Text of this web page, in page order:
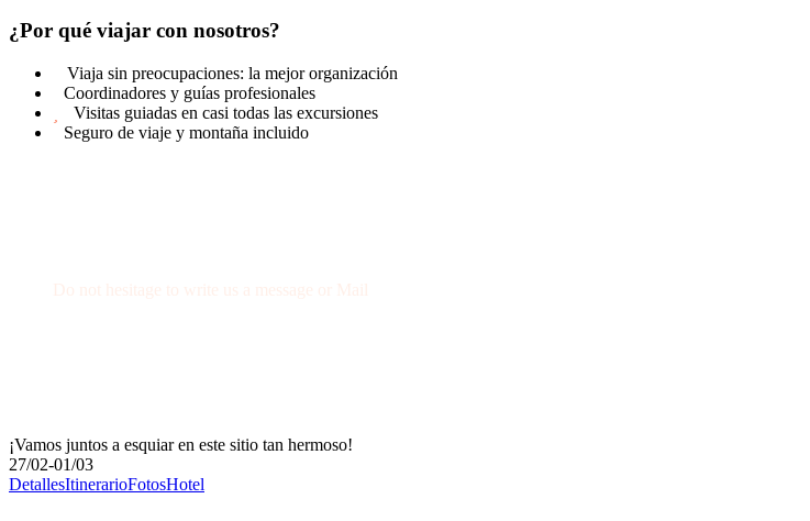
¿Por qué viajar con nosotros?
Viaja sin preocupaciones: la mejor organización
Coordinadores y guías profesionales
Visitas guiadas en casi todas las excursiones
Seguro de viaje y montaña incluido
¡Vamos juntos a esquiar en este sitio tan hermoso!
27/02-01/03
DetallesItinerarioFotosHotel